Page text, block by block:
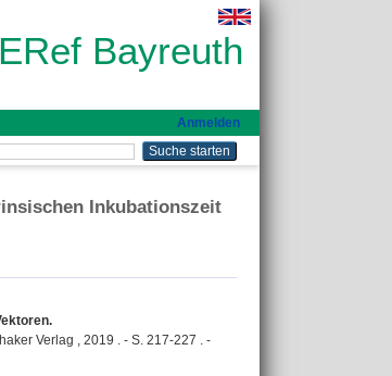
ERef Bayreuth
Anmelden
Inkubationszeit
Verlag , 2019 . - S. 217-227 . -